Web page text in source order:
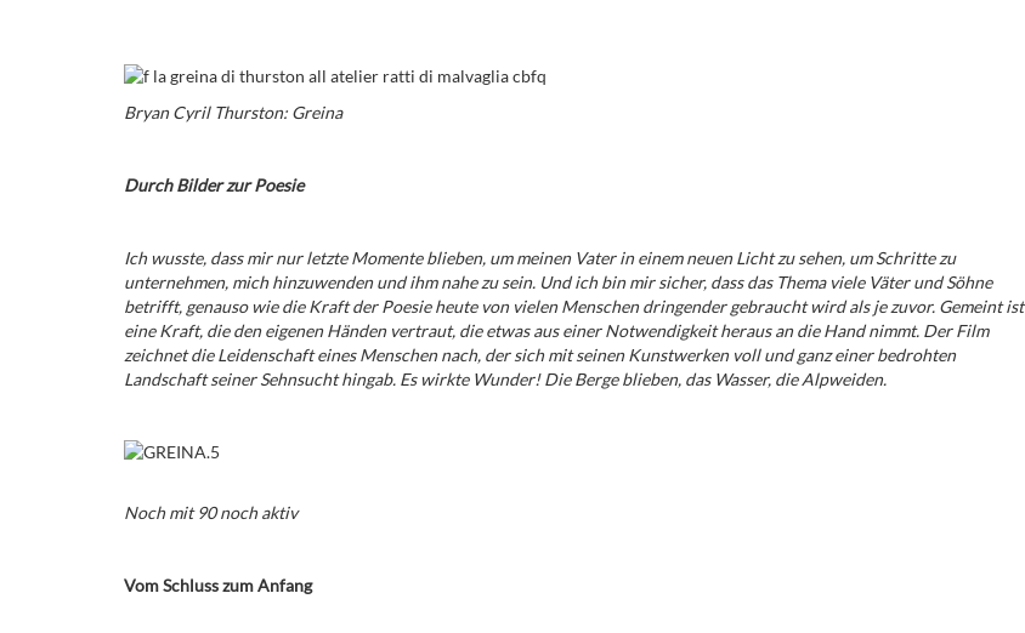
Bryan Cyril Thurston: Greina
Durch Bilder zur Poesie
Ich wusste, dass mir nur letzte Momente blieben, um meinen Vater in einem neuen Licht zu sehen, um Schritte zu
unternehmen, mich hinzuwenden und ihm nahe zu sein. Und ich bin mir sicher, dass das Thema viele Väter und Söhne
betrifft, genauso wie die Kraft der Poesie heute von vielen Menschen dringender gebraucht wird als je zuvor. Gemeint ist
eine Kraft, die den eigenen Händen vertraut, die etwas aus einer Notwendigkeit heraus an die Hand nimmt. Der Film
zeichnet die Leidenschaft eines Menschen nach, der sich mit seinen Kunstwerken voll und ganz einer bedrohten
Landschaft seiner Sehnsucht hingab. Es wirkte Wunder! Die Berge blieben, das Wasser, die Alpweiden.
Noch mit 90 noch aktiv
Vom Schluss zum Anfang